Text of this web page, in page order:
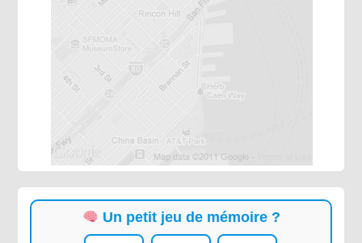
Un petit jeu de mémoire ?